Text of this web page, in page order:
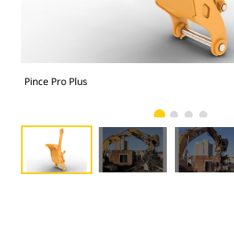
Pince Pro Plus